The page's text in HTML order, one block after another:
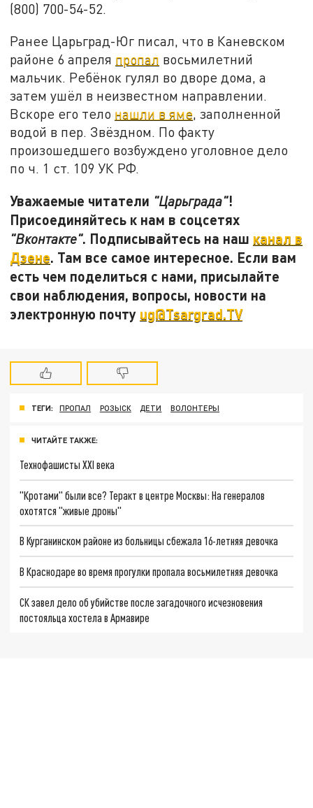
(800) 700-54-52.
Ранее Царьград-Юг писал, что в Каневском
районе 6 апреля пропал восьмилетний
мальчик. Ребёнок гулял во дворе дома, а
затем ушёл в неизвестном направлении.
Вскоре его тело нашли в яме, заполненной
водой в пер. Звёздном. По факту
произошедшего возбуждено уголовное дело
по ч. 1 ст. 109 УК РФ.
Уважаемые читатели "Царьграда"!
Присоединяйтесь к нам в соцсетях
"Вконтакте". Подписывайтесь на наш канал в
Дзене. Там все самое интересное. Если вам
есть чем поделиться с нами, присылайте
свои наблюдения, вопросы, новости на
электронную почту ug@Tsargrad.TV
ТЕГИ: ПРОПАЛ РОЗЫСК ДЕТИ ВОЛОНТЕРЫ
ЧИТАЙТЕ ТАКЖЕ:
Технофашисты XXI века
"Кротами" были все? Теракт в центре Москвы: На генералов
охотятся "живые дроны"
В Курганинском районе из больницы сбежала 16-летняя девочка
В Краснодаре во время прогулки пропала восьмилетняя девочка
СК завел дело об убийстве после загадочного исчезновения
постояльца хостела в Армавире